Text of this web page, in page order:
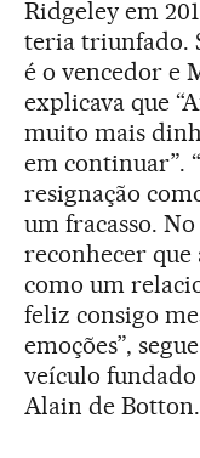
Ridgeley em
teria triunfado.
é o vencedor e
explicava que
muito mais
em continuar”.
resignação
um fracasso.
reconhecer que
como um
feliz consigo
emoções”,
veículo
Alain de Botton.